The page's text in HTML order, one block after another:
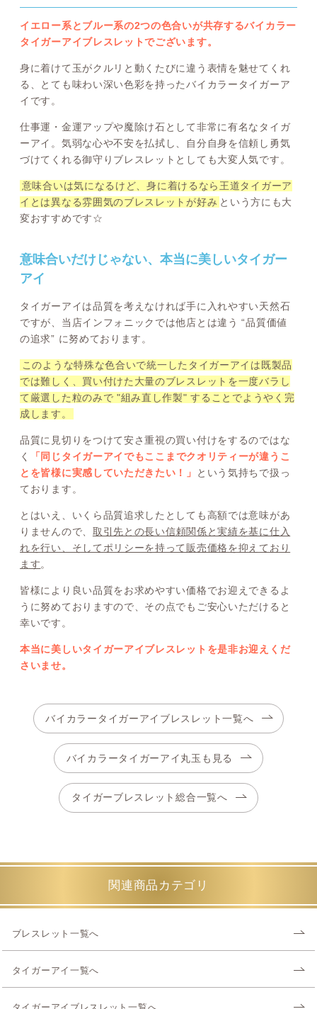
イエロー系とブルー系の2つの色合いが共存するバイカラー
タイガーアイブレスレットでございます。
身に着けて玉がクルリと動くたびに違う表情を魅せてくれ
る、とても味わい深い色彩を持ったバイカラータイガーア
イです。
仕事運・金運アップや魔除け石として非常に有名なタイガ
ーアイ。気弱な心や不安を払拭し、自分自身を信頼し勇気
づけてくれる御守りブレスレットとしても大変人気です。
意味合いは気になるけど、身に着けるなら王道タイガーア
イとは異なる雰囲気のブレスレットが好み という方にも大
変おすすめです☆
意味合いだけじゃない、本当に美しいタイガー
アイ
タイガーアイは品質を考えなければ手に入れやすい天然石
ですが、当店インフォニックでは他店とは違う “品質価値
の追求” に努めております。
このような特殊な色合いで統一したタイガーアイは既製品
では難しく、買い付けた大量のブレスレットを一度バラし
て厳選した粒のみで "組み直し作製" することでようやく完
成します。
品質に見切りをつけて安さ重視の買い付けをするのではな
く
「同じタイガーアイでもここまでクオリティーが違うこ
とを皆様に実感していただきたい！」
という気持ちで扱っ
ております。
とはいえ、いくら品質追求したとしても高額では意味があ
りませんので、 取引先との長い信頼関係と実績を基に仕入
れを行い、そしてポリシーを持って販売価格を抑えており
ます。
皆様により良い品質をお求めやすい価格でお迎えできるよ
うに努めておりますので、その点でもご安心いただけると
幸いです。
本当に美しいタイガーアイブレスレットを是非お迎えくだ
さいませ。
バイカラータイガーアイブレスレット一覧へ
バイカラータイガーアイ丸玉も見る
タイガーブレスレット総合一覧へ
関連商品カテゴリ
ブレスレット一覧へ
タイガーアイ一覧へ